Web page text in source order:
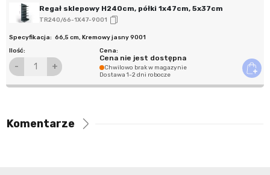
Regał sklepowy H240cm, półki 1x47cm, 5x37cm
TR240/66-1X47-9001
66,5 cm, Kremowy jasny 9001
- +
Cena nie jest dostępna
Chwilowo brak w magazynie
Dostawa 1-2 dni robocze
Komentarze